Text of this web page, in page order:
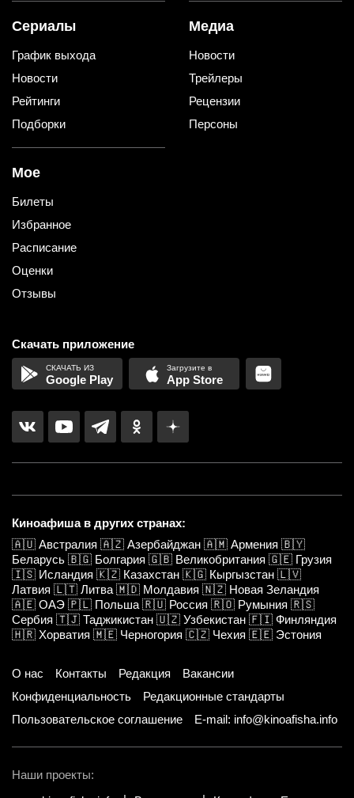
Сериалы
График выхода
Новости
Рейтинги
Подборки
Медиа
Новости
Трейлеры
Рецензии
Персоны
Мое
Билеты
Избранное
Расписание
Оценки
Отзывы
Скачать приложение
Google Play App Store
Киноафиша в других странах:
🇦🇺 Австралия 🇦🇿 Азербайджан 🇦🇲 Армения 🇧🇾
Беларусь 🇧🇬 Болгария 🇬🇧 Великобритания 🇬🇪 Грузия
🇮🇸 Исландия 🇰🇿 Казахстан 🇰🇬 Кыргызстан 🇱🇻
Латвия 🇱🇹 Литва 🇲🇩 Молдавия 🇳🇿 Новая Зеландия
🇦🇪 ОАЭ 🇵🇱 Польша 🇷🇺 Россия 🇷🇴 Румыния 🇷🇸
Сербия 🇹🇯 Таджикистан 🇺🇿 Узбекистан 🇫🇮 Финляндия
🇭🇷 Хорватия 🇲🇪 Черногория 🇨🇿 Чехия 🇪🇪 Эстония
О нас Контакты Редакция
Вакансии
Конфиденциальность
Редакционные стандарты
Пользовательское соглашение
E-mail: info@kinoafisha.info
Наши проекты: